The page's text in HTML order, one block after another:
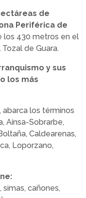
de
Periférica de
los 430 metros en el
de Guara.
y sus
los más
abarca los términos
Aínsa-Sobrarbe,
Caldearenas,
Loporzano,
cañones,